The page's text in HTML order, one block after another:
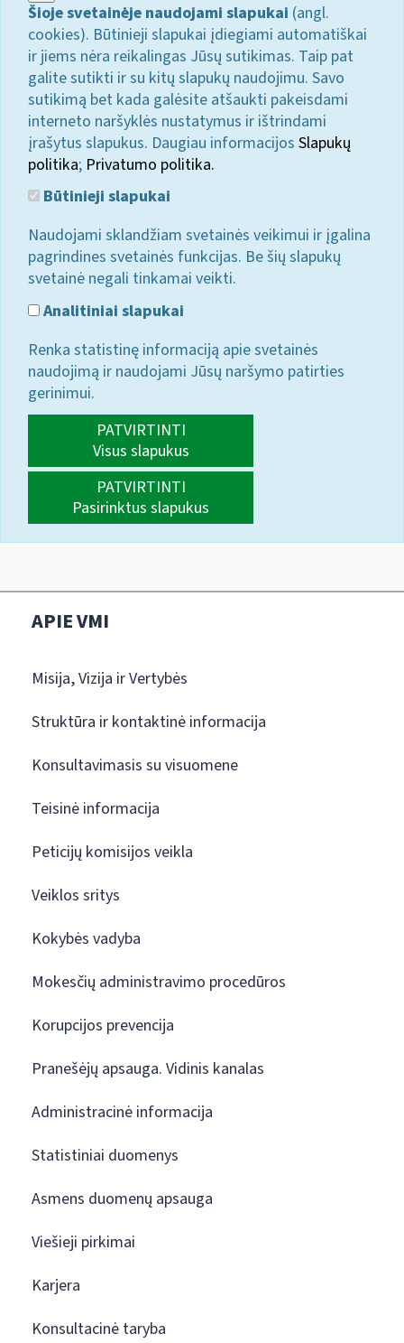
Šioje svetainėje naudojami slapukai (angl.
cookies). Būtinieji slapukai įdiegiami automatiškai
ir jiems nėra reikalingas Jūsų sutikimas. Taip pat
galite sutikti ir su kitų slapukų naudojimu. Savo
sutikimą bet kada galėsite atšaukti pakeisdami
interneto naršyklės nustatymus ir ištrindami
įrašytus slapukus. Daugiau informacijos Slapukų
politika; Privatumo politika.
Būtinieji slapukai
Naudojami sklandžiam svetainės veikimui ir įgalina
pagrindines svetainės funkcijas. Be šių slapukų
svetainė negali tinkamai veikti.
Analitiniai slapukai
Renka statistinę informaciją apie svetainės
naudojimą ir naudojami Jūsų naršymo patirties
gerinimui.
PATVIRTINTI
Visus slapukus
PATVIRTINTI
Pasirinktus slapukus
APIE VMI
Misija, Vizija ir Vertybės
Struktūra ir kontaktinė informacija
Konsultavimasis su visuomene
Teisinė informacija
Peticijų komisijos veikla
Veiklos sritys
Kokybės vadyba
Mokesčių administravimo procedūros
Korupcijos prevencija
Pranešėjų apsauga. Vidinis kanalas
Administracinė informacija
Statistiniai duomenys
Asmens duomenų apsauga
Viešieji pirkimai
Karjera
Konsultacinė taryba